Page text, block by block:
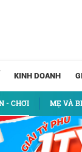
- CHƠI MẸ VÀ
KINH DOANH